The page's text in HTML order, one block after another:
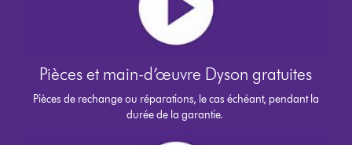
Pièces et main-d’œuvre Dyson gratuites
Pièces de rechange ou réparations, le cas échéant, pendant la
durée de la garantie.